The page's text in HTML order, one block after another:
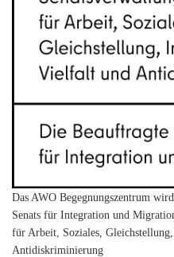
Das AWO Begegnungszentrum
Senats für Integration und
für Arbeit, Soziales,
Antidiskriminierung